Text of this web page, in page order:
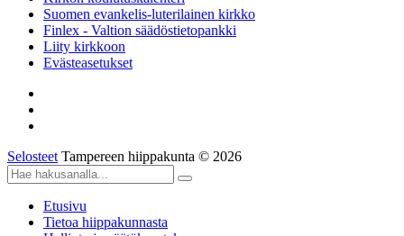
Suomen evankelis-luterilainen kirkko
Finlex - Valtion säädöstietopankki
Liity kirkkoon
Evästeasetukset
Selosteet Tampereen hiippakunta © 2026
Etusivu
Tietoa hiippakunnasta